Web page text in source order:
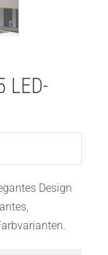
LED-
Design